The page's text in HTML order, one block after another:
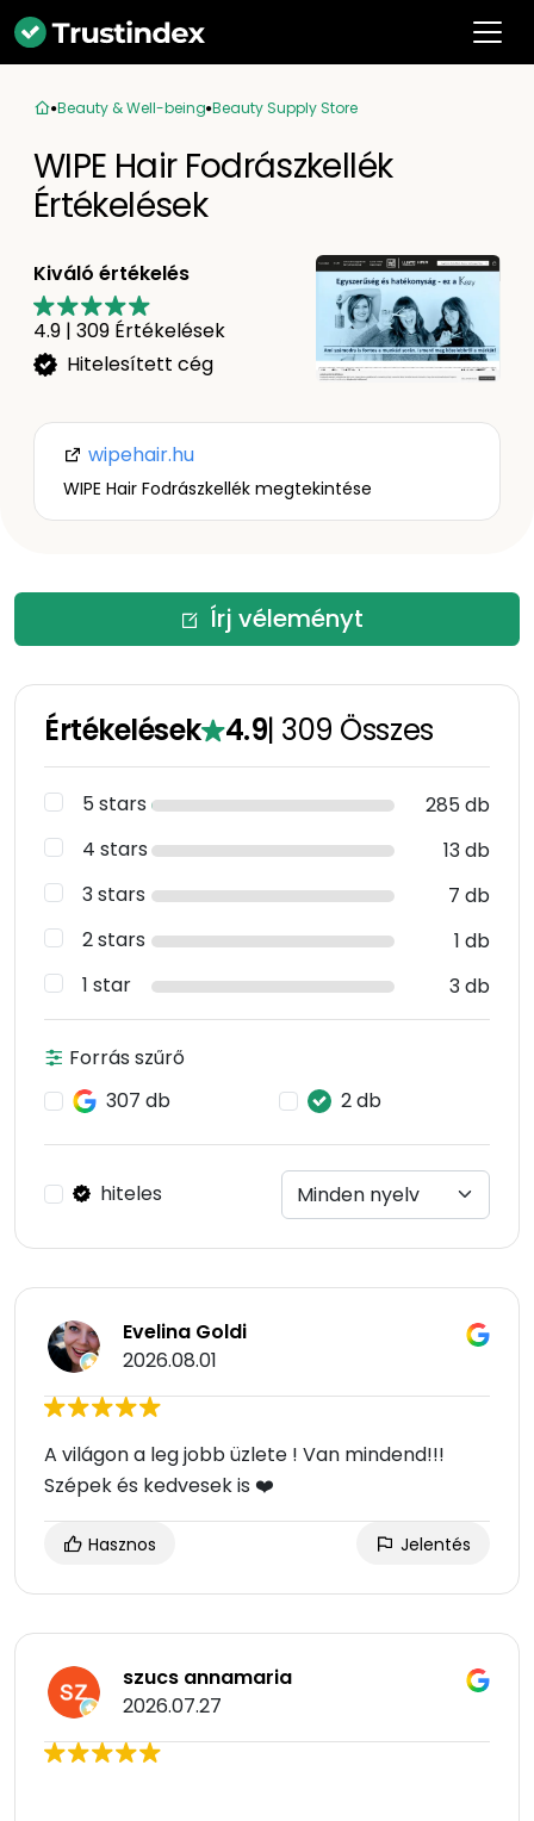
Beauty & Well-being Beauty Supply Store
WIPE Hair Fodrászkellék
Értékelések
Kiváló értékelés
4.9 | 309 Értékelések
Hitelesített cég
wipehair.hu
WIPE Hair Fodrászkellék megtekintése
Írj véleményt
Értékelések 4.9| 309 Összes
5 stars
285 db
4 stars
13 db
3 stars
7 db
2 stars
1 db
1 star
3 db
Forrás szűrő
307 db
2 db
hiteles
Evelina Goldi
2026.08.01
A világon a leg jobb üzlete ! Van mindend!!!
Szépek és kedvesek is ❤️
Hasznos Jelentés
szucs annamaria
2026.07.27